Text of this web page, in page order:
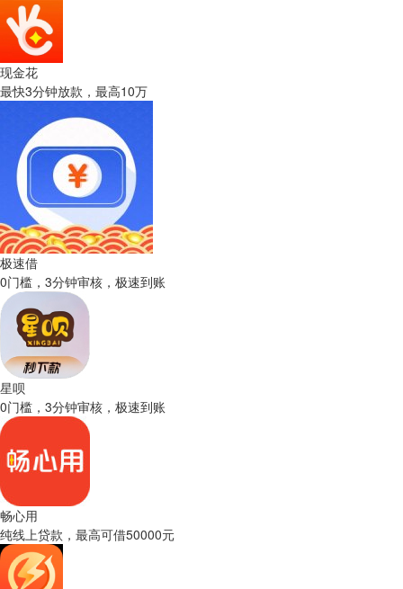
现金花
最快3分钟放款，最高10万
极速借
0门槛，3分钟审核，极速到账
星呗
0门槛，3分钟审核，极速到账
畅心用
纯线上贷款，最高可借50000元